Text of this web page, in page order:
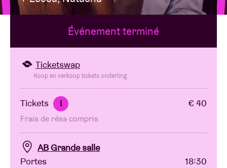
Location de salles
BRDCST
Chèque-concert
À propos de l'AB
Événement terminé
Ticketswap
Koop en verkoop tickets onderling
Tickets i € 40
Frais de résa compris
AB Grande salle
Portes
18:30